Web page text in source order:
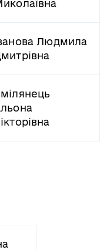
Людмила